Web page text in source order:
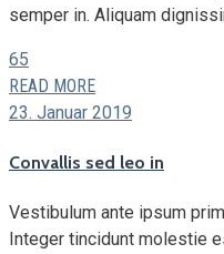
semper in. Aliquam
65
READ MORE
23. Januar 2019
Convallis sed leo in
Vestibulum ante ipsum
Integer tincidunt molestie